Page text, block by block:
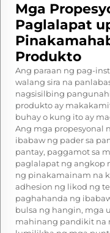
Mga
Paglalapat
Produkto
Ang paraan ng pag-
walang sira na
nagsisilbing
produkto ay
buhay o kung ito ay
Ang mga propesyonal
ibabaw ng pader sa
pantay, paggamot sa
paglalapat ng angkop
ng pinakamainam na
adhesion ng likod ng
paghahanda ng
bulsa ng hangin, mga
mahinang pandikit na